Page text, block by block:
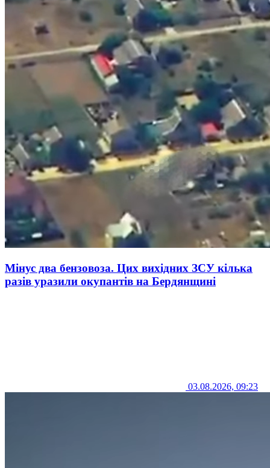
Мінус два бензовоза. Цих вихідних ЗСУ кілька
разів уразили окупантів на Бердянщині
03.08.2026, 09:23